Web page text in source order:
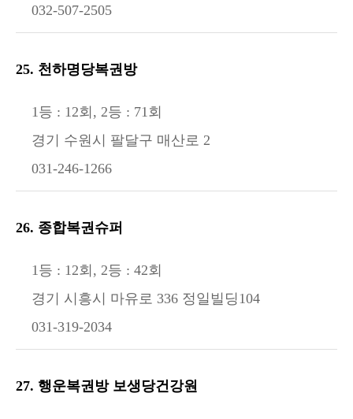
032-507-2505
25. 천하명당복권방
1등 : 12회, 2등 : 71회
경기 수원시 팔달구 매산로 2
031-246-1266
26. 종합복권슈퍼
1등 : 12회, 2등 : 42회
경기 시흥시 마유로 336 정일빌딩104
031-319-2034
27. 행운복권방 보생당건강원